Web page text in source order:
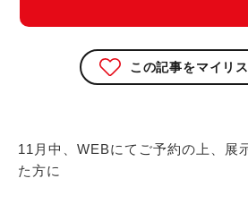
この記事をマイリ
11月中、WEBにてご予約の上、展
た方に